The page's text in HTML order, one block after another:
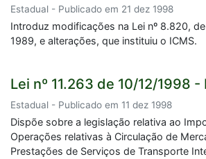
Estadual - Publicado em 21 dez 1998
Introduz modificações na Lei nº 8.820,
1989, e alterações, que instituiu o ICMS.
Lei nº 11.263 de 10/12/1998 -
Estadual - Publicado em 11 dez 1998
Dispõe sobre a legislação relativa ao
Operações relativas à Circulação de
Prestações de Serviços de Transporte